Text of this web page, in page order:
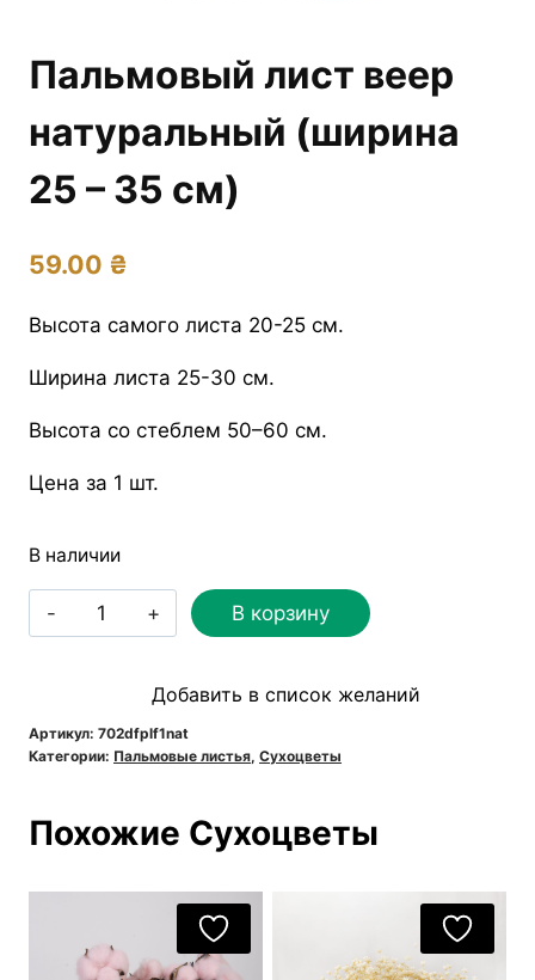
Пальмовый лист веер
натуральный (ширина
25 – 35 см)
59.00 ₴
Высота самого листа 20-25 см.
Ширина листа 25-30 см.
Высота со стеблем 50–60 см.
Цена за 1 шт.
В наличии
Количество
товара
веер
натуральный
25
35
В корзину
Добавить в список желаний
Артикул: 702dfplf1nat
Категории: Пальмовые листья, Сухоцветы
Похожие Сухоцветы